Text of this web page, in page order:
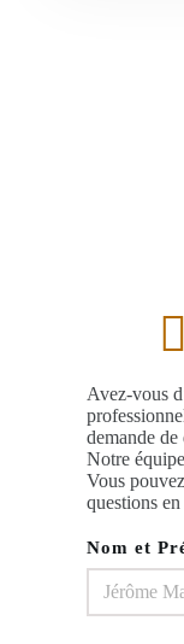
Avez-vous
demande
Notre
Vous
questions
Nom et